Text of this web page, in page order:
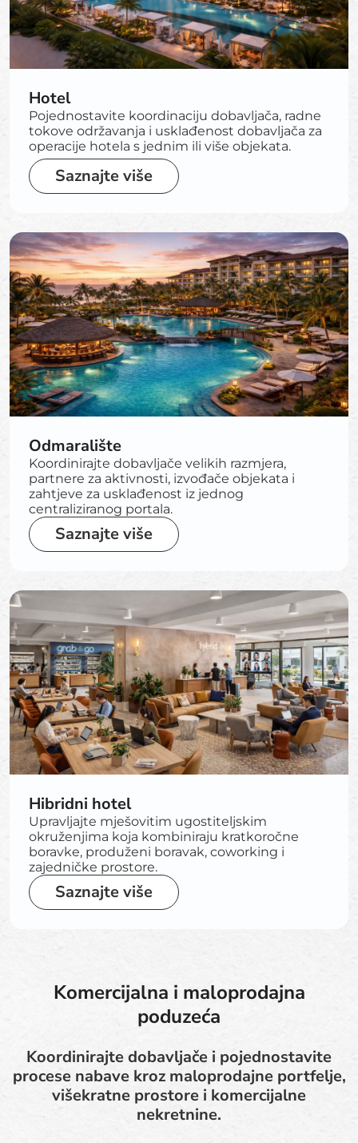
Hotel
Pojednostavite koordinaciju dobavljača, radne
tokove održavanja i usklađenost dobavljača za
operacije hotela s jednim ili više objekata.
Saznajte više
Odmaralište
Koordinirajte dobavljače velikih razmjera,
partnere za aktivnosti, izvođače objekata i
zahtjeve za usklađenost iz jednog
centraliziranog portala.
Saznajte više
Hibridni hotel
Upravljajte mješovitim ugostiteljskim
okruženjima koja kombiniraju kratkoročne
boravke, produženi boravak, coworking i
zajedničke prostore.
Saznajte više
Komercijalna i maloprodajna
poduzeća
Koordinirajte dobavljače i pojednostavite
procese nabave kroz maloprodajne portfelje,
višekratne prostore i komercijalne
nekretnine.